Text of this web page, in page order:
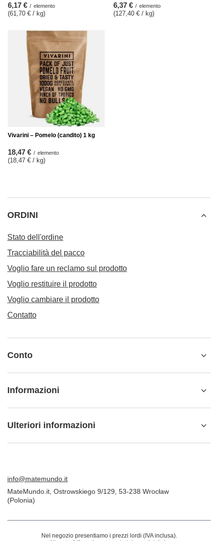
6,17 € / elemento
(61,70 € / kg)
6,37 € / elemento
(127,40 € / kg)
Vivarini – Pomelo (candito) 1 kg
18,47 € / elemento
(18,47 € / kg)
ORDINI
Stato dell'ordine
Tracciabilità del pacco
Voglio fare un reclamo sul prodotto
Voglio restituire il prodotto
Voglio cambiare il prodotto
Contatto
Conto
Informazioni
Ulteriori informazioni
info@matemundo.it
MateMundo.it Ostrowskiego 9/129 53-238 Wrocław
(Polonia)
Nel negozio presentiamo i prezzi lordi (IVA inclusa).